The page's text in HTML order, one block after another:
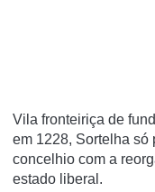
Vila fronteiriça de
em 1228, Sortelha só
concelhio com a
estado liberal.